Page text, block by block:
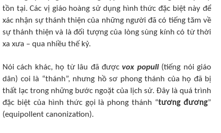
tồn tại. Các vị giáo hoàng sử dụng hình thức đặc biệt này để
xác nhận sự thánh thiện của những người đã có tiếng tăm về
sự thánh thiện và là đối tượng của lòng sùng kính có từ thời
xa xưa – qua nhiều thế kỷ.
Nói cách khác, họ từ lâu đã đượcvox populi(tiếng nói giáo
dân) coi là “thánh”, nhưng hồ sơ phong thánh của họ đã bị
thất lạc trong những bước ngoặt của lịch sử. Đây là quá trình
đặc biệt của hình thức gọi là phong thánh “tương đương”
(equipollent canonization).